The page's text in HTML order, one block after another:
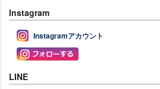
Instagram
Instagramアカウント
LINE